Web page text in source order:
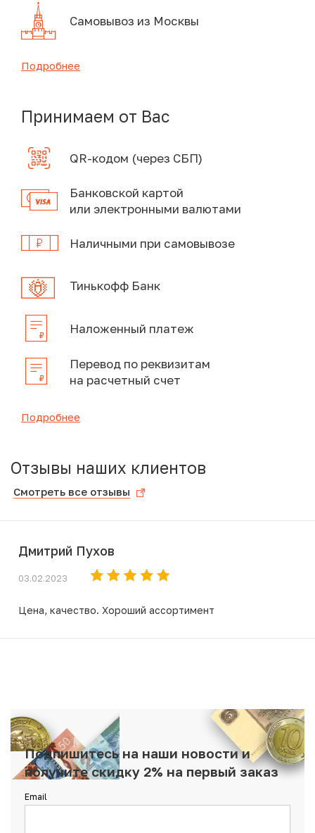
Самовывоз из Москвы
Подробнее
Принимаем от Вас
QR-кодом (через СБП)
Банковской картой
или электронными валютами
Наличными при самовывозе
Тинькофф Банк
Наложенный платеж
Перевод по реквизитам
на расчетный счет
Подробнее
Отзывы наших клиентов
Смотреть все отзывы
Дмитрий Пухов
03.02.2023
Цена, качество. Хороший ассортимент
Подпишитесь на наши новости и
получите скидку 2% на первый заказ
Email